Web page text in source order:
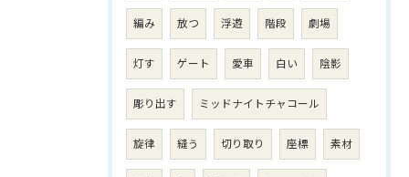
編み 放つ 浮遊 階段 劇場
灯す ゲート 愛車 白い 陰影
彫り出す ミッドナイトチャコール
旋律 縫う 切り取り 座標 素材